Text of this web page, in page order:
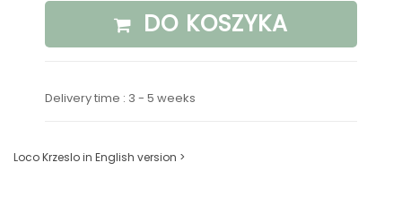
DO KOSZYKA
Delivery time : 3 - 5 weeks
Loco Krzeslo in English version >